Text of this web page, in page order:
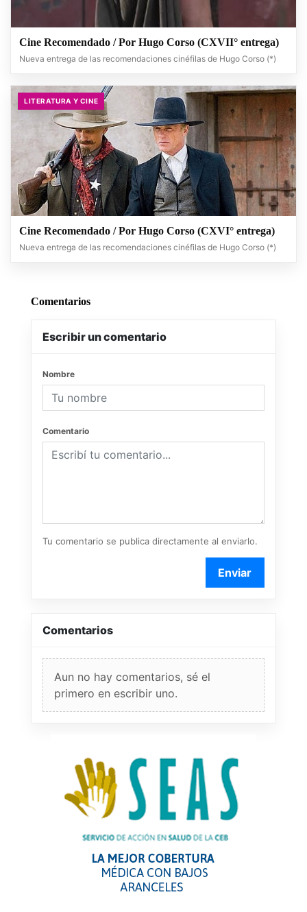
Cine Recomendado / Por Hugo Corso (CXVII° entrega)
Nueva entrega de las recomendaciones cinéfilas de Hugo Corso (*)
LITERATURA Y CINE
Cine Recomendado / Por Hugo Corso (CXVI° entrega)
Nueva entrega de las recomendaciones cinéfilas de Hugo Corso (*)
Comentarios
Escribir un comentario
Nombre
Comentario
Tu comentario se publica directamente al enviarlo.
Enviar
Comentarios
Aun no hay comentarios, sé el
primero en escribir uno.